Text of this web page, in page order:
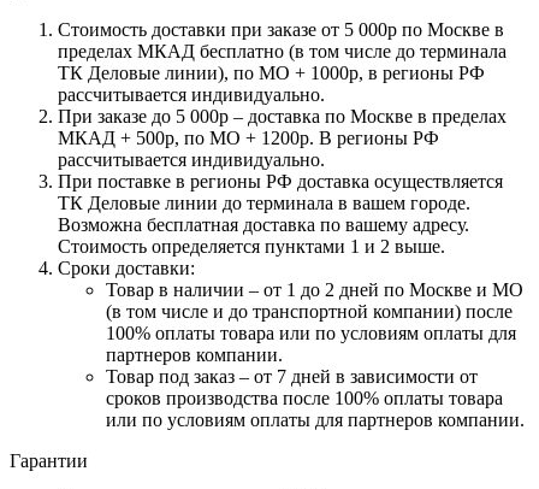
Стоимость доставки при заказе от 5 000р по Москве в
пределах МКАД бесплатно (в том числе до терминала
ТК Деловые линии), по МО + 1000р, в регионы РФ
рассчитывается индивидуально.
При заказе до 5 000р – доставка по Москве в пределах
МКАД + 500р, по МО + 1200р. В регионы РФ
рассчитывается индивидуально.
При поставке в регионы РФ доставка осуществляется
ТК Деловые линии до терминала в вашем городе.
Возможна бесплатная доставка по вашему адресу.
Стоимость определяется пунктами 1 и 2 выше.
Сроки доставки:
Товар в наличии – от 1 до 2 дней по Москве и МО
(в том числе и до транспортной компании) после
100% оплаты товара или по условиям оплаты для
партнеров компании.
Товар под заказ – от 7 дней в зависимости от
сроков производства после 100% оплаты товара
или по условиям оплаты для партнеров компании.
Гарантии